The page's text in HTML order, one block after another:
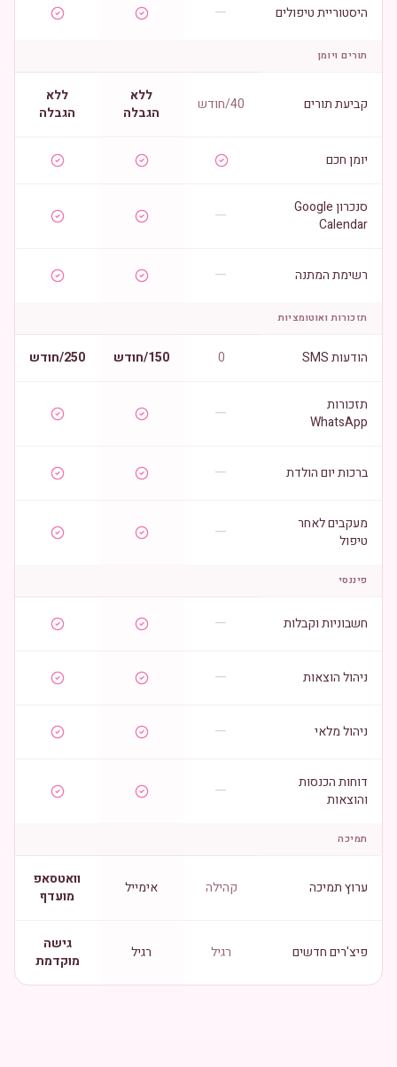
היסטוריית טיפולים —
תורים ויומן
קביעת תורים 40/חודש
ללא
הגבלה
ללא
הגבלה
יומן חכם
סנכרון Google
Calendar
—
רשימת המתנה —
תזכורות ואוטומציות
הודעות SMS 0 150/חודש 250/חודש
תזכורות
WhatsApp
—
ברכות יום הולדת —
מעקבים לאחר
טיפול
—
פיננסי
חשבוניות וקבלות —
ניהול הוצאות —
ניהול מלאי —
דוחות הכנסות
והוצאות
—
תמיכה
ערוץ תמיכה קהילה אימייל
וואטסאפ
מועדף
פיצ'רים חדשים רגיל רגיל
גישה
מוקדמת